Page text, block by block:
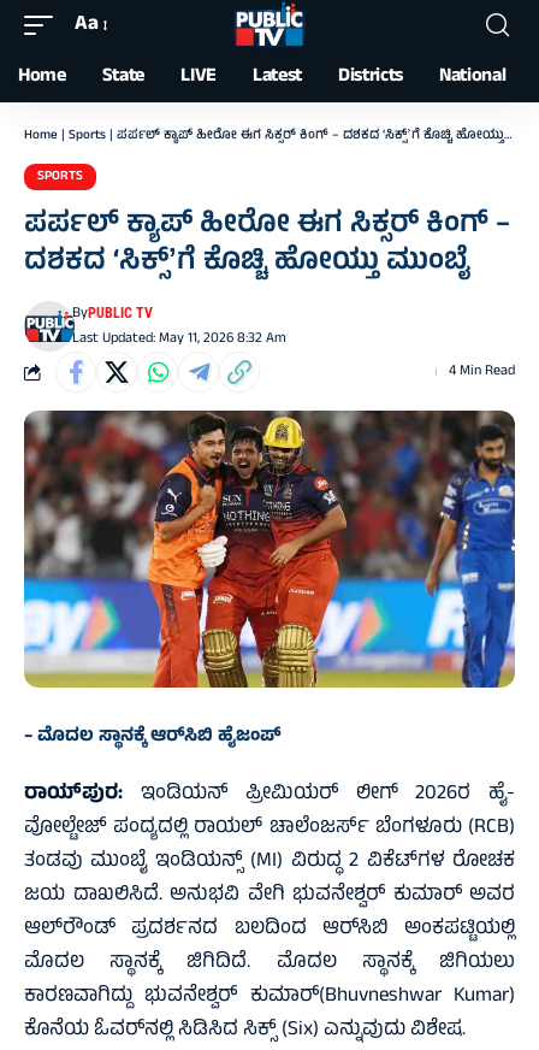
Font
Resizer
Aa
Home State LIVE Latest Districts National
Home | Sports | ಪರ್ಪಲ್ ಕ್ಯಾಪ್ ಹೀರೋ ಈಗ ಸಿಕ್ಸರ್ ಕಿಂಗ್ – ದಶಕದ ‘ಸಿಕ್ಸ್‌ʼಗೆ ಕೊಚ್ಚಿ ಹೋಯ್ತು ಮುಂಬೈ
SPORTS
ಪರ್ಪಲ್ ಕ್ಯಾಪ್ ಹೀರೋ ಈಗ ಸಿಕ್ಸರ್ ಕಿಂಗ್ –
ದಶಕದ ‘ಸಿಕ್ಸ್‌ʼಗೆ ಕೊಚ್ಚಿ ಹೋಯ್ತು ಮುಂಬೈ
Last Updated: May 11, 2026 8:32 Am
ByPUBLIC TV
4 Min Read
– ಮೊದಲ ಸ್ಥಾನಕ್ಕೆ ಆರ್‌ಸಿಬಿ ಹೈಜಂಪ್‌
ರಾಯ್‌ಪುರ: ಇಂಡಿಯನ್ ಪ್ರೀಮಿಯರ್ ಲೀಗ್ 2026ರ ಹೈ-
ವೋಲ್ಟೇಜ್ ಪಂದ್ಯದಲ್ಲಿ ರಾಯಲ್ ಚಾಲೆಂಜರ್ಸ್ ಬೆಂಗಳೂರು (RCB)
ತಂಡವು ಮುಂಬೈ ಇಂಡಿಯನ್ಸ್ (MI) ವಿರುದ್ಧ 2 ವಿಕೆಟ್‌ಗಳ ರೋಚಕ
ಜಯ ದಾಖಲಿಸಿದೆ. ಅನುಭವಿ ವೇಗಿ ಭುವನೇಶ್ವರ್ ಕುಮಾರ್ ಅವರ
ಆಲ್‌ರೌಂಡ್ ಪ್ರದರ್ಶನದ ಬಲದಿಂದ ಆರ್‌ಸಿಬಿ ಅಂಕಪಟ್ಟಿಯಲ್ಲಿ
ಮೊದಲ ಸ್ಥಾನಕ್ಕೆ ಜಿಗಿದಿದೆ. ಮೊದಲ ಸ್ಥಾನಕ್ಕೆ ಜಿಗಿಯಲು
ಕಾರಣವಾಗಿದ್ದು ಭುವನೇಶ್ವರ್‌ ಕುಮಾರ್‌(Bhuvneshwar Kumar)
ಕೊನೆಯ ಓವರ್‌ನಲ್ಲಿ ಸಿಡಿಸಿದ ಸಿಕ್ಸ್‌ (Six) ಎನ್ನುವುದು ವಿಶೇಷ.